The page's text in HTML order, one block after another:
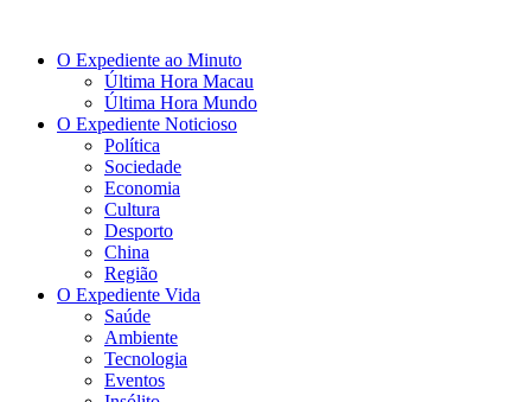
O Expediente ao Minuto
Última Hora Macau
Última Hora Mundo
O Expediente Noticioso
Política
Sociedade
Economia
Cultura
Desporto
China
Região
O Expediente Vida
Saúde
Ambiente
Tecnologia
Eventos